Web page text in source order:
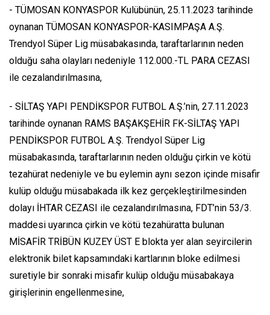
- TÜMOSAN KONYASPOR Kulübünün, 25.11.2023 tarihinde
oynanan TÜMOSAN KONYASPOR-KASIMPAŞA A.Ş.
Trendyol Süper Lig müsabakasında, taraftarlarının neden
olduğu saha olayları nedeniyle 112.000.-TL PARA CEZASI
ile cezalandırılmasına,
- SİLTAŞ YAPI PENDİKSPOR FUTBOL A.Ş.’nin, 27.11.2023
tarihinde oynanan RAMS BAŞAKŞEHİR FK-SİLTAŞ YAPI
PENDİKSPOR FUTBOL A.Ş. Trendyol Süper Lig
müsabakasında, taraftarlarının neden olduğu çirkin ve kötü
tezahürat nedeniyle ve bu eylemin aynı sezon içinde misafir
kulüp olduğu müsabakada ilk kez gerçekleştirilmesinden
dolayı İHTAR CEZASI ile cezalandırılmasına, FDT’nin 53/3.
maddesi uyarınca çirkin ve kötü tezahüratta bulunan
MİSAFİR TRİBÜN KUZEY ÜST E blokta yer alan seyircilerin
elektronik bilet kapsamındaki kartlarının bloke edilmesi
suretiyle bir sonraki misafir kulüp olduğu müsabakaya
girişlerinin engellenmesine,